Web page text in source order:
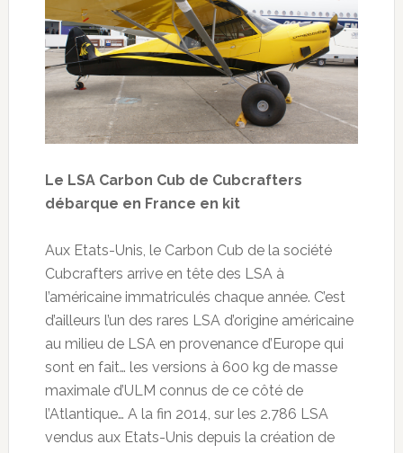
Le LSA Carbon Cub de Cubcrafters
débarque en France en kit
Aux Etats-Unis, le Carbon Cub de la société
Cubcrafters arrive en tête des LSA à
l’américaine immatriculés chaque année. C’est
d’ailleurs l’un des rares LSA d’origine américaine
au milieu de LSA en provenance d’Europe qui
sont en fait… les versions à 600 kg de masse
maximale d’ULM connus de ce côté de
l’Atlantique… A la fin 2014, sur les 2.786 LSA
vendus aux Etats-Unis depuis la création de